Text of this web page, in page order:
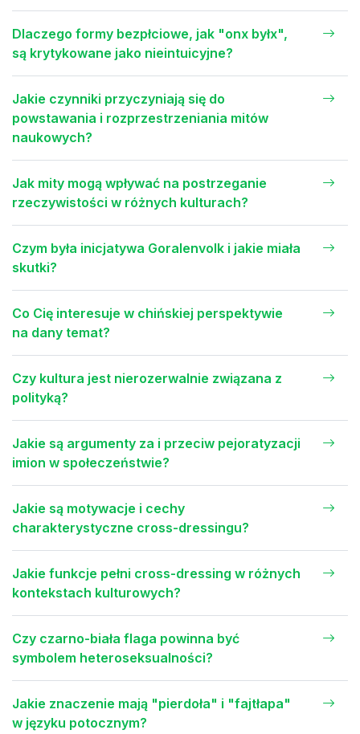
Dlaczego formy bezpłciowe, jak "onx byłx",
są krytykowane jako nieintuicyjne?
Jakie czynniki przyczyniają się do
powstawania i rozprzestrzeniania mitów
naukowych?
Jak mity mogą wpływać na postrzeganie
rzeczywistości w różnych kulturach?
Czym była inicjatywa Goralenvolk i jakie miała
skutki?
Co Cię interesuje w chińskiej perspektywie
na dany temat?
Czy kultura jest nierozerwalnie związana z
polityką?
Jakie są argumenty za i przeciw pejoratyzacji
imion w społeczeństwie?
Jakie są motywacje i cechy
charakterystyczne cross-dressingu?
Jakie funkcje pełni cross-dressing w różnych
kontekstach kulturowych?
Czy czarno-biała flaga powinna być
symbolem heteroseksualności?
Jakie znaczenie mają "pierdoła" i "fajtłapa"
w języku potocznym?